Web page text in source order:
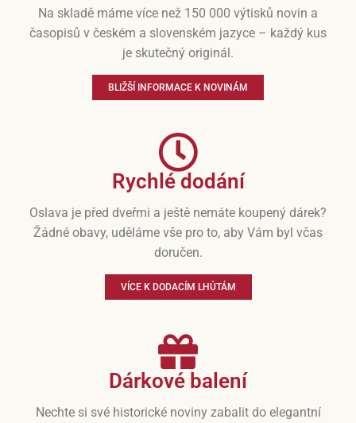
Na skladě máme více než 150 000 výtisků novin a
časopisů v českém a slovenském jazyce – každý kus
je skutečný originál.
BLIŽŠÍ INFORMACE K NOVINÁM
Rychlé dodání
Oslava je před dveřmi a ještě nemáte koupený dárek?
Žádné obavy, uděláme vše pro to, aby Vám byl včas
doručen.
VÍCE K DODACÍM LHŮTÁM
Dárkové balení
Nechte si své historické noviny zabalit do elegantní